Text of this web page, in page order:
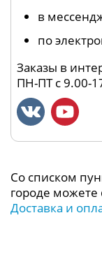
в
по
Заказы в
ПН-ПТ с 9.00-
Со списком
городе можете
Доставка и